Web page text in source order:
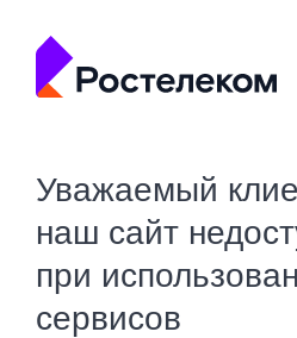
Уважаемый
наш сайт
при
сервисов